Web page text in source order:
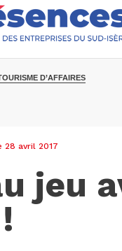
D’AFFAIRES
28 avril 2017
jeu